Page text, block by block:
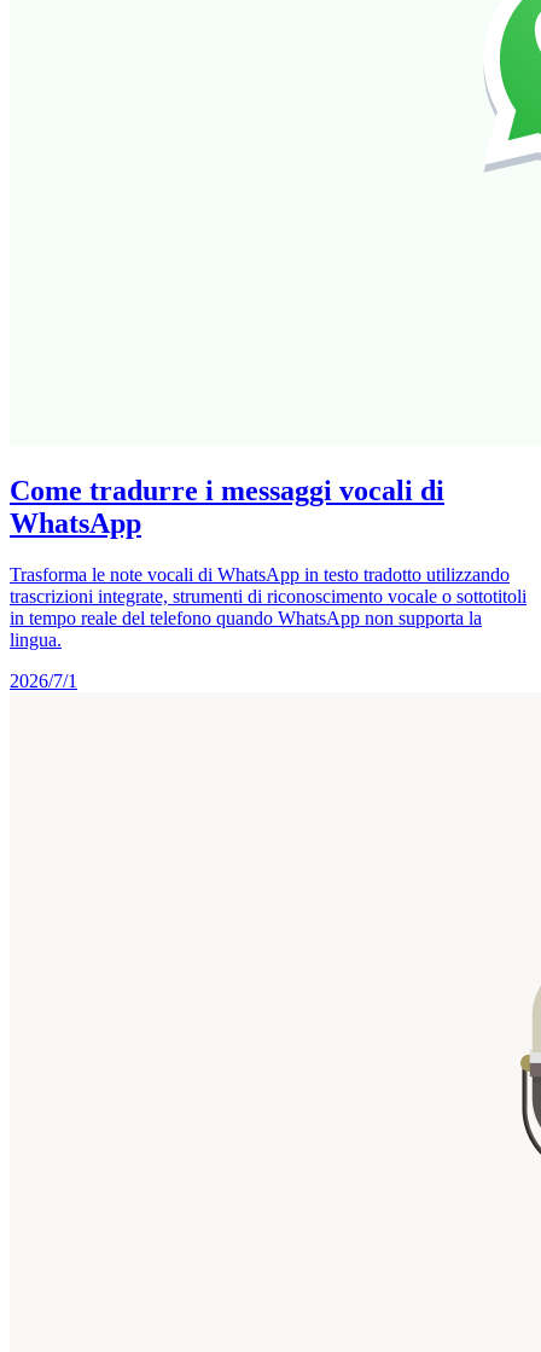
Come tradurre i messaggi vocali di
WhatsApp
Trasforma le note vocali di WhatsApp in testo tradotto utilizzando
trascrizioni integrate, strumenti di riconoscimento vocale o sottotitoli
in tempo reale del telefono quando WhatsApp non supporta la
lingua.
2026/7/1